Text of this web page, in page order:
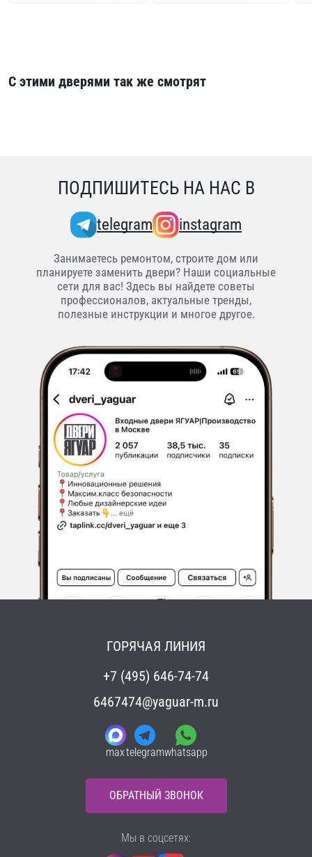
С этими дверями так же смотрят
ПОДПИШИТЕСЬ НА НАС В
telegram instagram
Занимаетесь ремонтом, строите дом или
планируете заменить двери? Наши социальные
сети для вас! Здесь вы найдете советы
профессионалов, актуальные тренды,
полезные инструкции и многое другое.
ГОРЯЧАЯ ЛИНИЯ
+7 (495) 646-74-74
6467474@yaguar-m.ru
maxtelegramwhatsapp
ОБРАТНЫЙ ЗВОНОК
Мы в соцсетях: